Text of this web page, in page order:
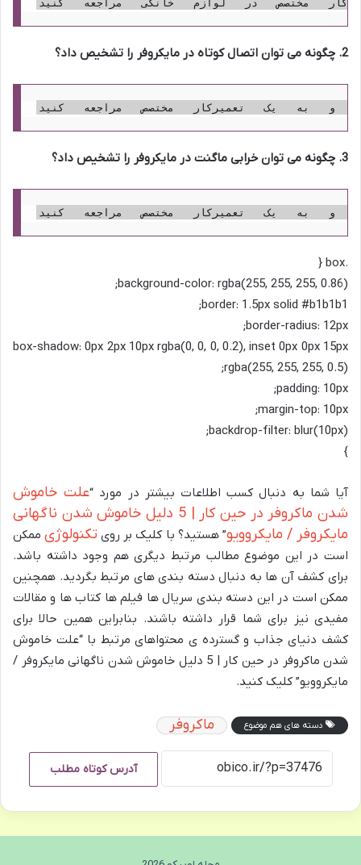
2. چگونه می توان اتصال کوتاه در مایکروفر را تشخیص داد؟
3. چگونه می توان خرابی ماگنت در مایکروفر را تشخیص داد؟
.box {
background-color: rgba(255, 255, 255, 0.86);
border: 1.5px solid #b1b1b1;
border-radius: 12px;
box-shadow: 0px 2px 10px rgba(0, 0, 0, 0.2), inset 0px 0px 15px
rgba(255, 255, 255, 0.5);
padding: 10px;
margin-top: 10px;
backdrop-filter: blur(10px);
}
آیا شما به دنبال کسب اطلاعات بیشتر در مورد “علت خاموش
شدن ماکروفر در حین کار | 5 دلیل خاموش شدن ناگهانی
مایکروفر / مایکروویو” هستید؟ با کلیک بر روی تکنولوژیممکن
است در این موضوع مطالب مرتبط دیگری هم وجود داشته باشد.
برای کشف آن ها به دنبال دسته بندی های مرتبط بگردید. همچنین
ممکن است در این دسته بندی سریال ها فیلم ها کتاب ها و مقالات
مفیدی نیز برای شما قرار داشته باشند. بنابراین همین حالا برای
کشف دنیای جذاب و گسترده ی محتواهای مرتبط با “علت خاموش
شدن ماکروفر در حین کار | 5 دلیل خاموش شدن ناگهانی مایکروفر /
مایکروویو” کلیک کنید.
دسته های هم موضوع ماکروفر
آدرس کوتاه مطلب